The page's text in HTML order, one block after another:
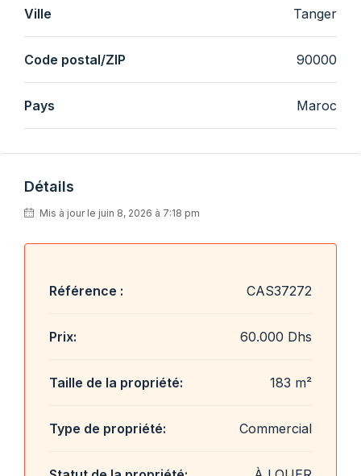
Ville Tanger
Code postal/ZIP 90000
Pays Maroc
Détails
Mis à jour le juin 8, 2026 à 7:18 pm
Référence : CAS37272
Prix: 60.000 Dhs
Taille de la propriété: 183 m²
Type de propriété: Commercial